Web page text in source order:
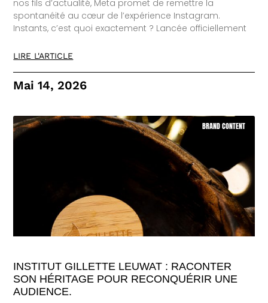
nos fils d’actualité, Meta promet de remettre la
spontanéité au cœur de l’expérience Instagram.
Instants, c’est quoi exactement ? Lancée officiellement
LIRE L'ARTICLE
Mai 14, 2026
BRAND CONTENT
INSTITUT GILLETTE LEUWAT : RACONTER
SON HÉRITAGE POUR RECONQUÉRIR UNE
AUDIENCE.